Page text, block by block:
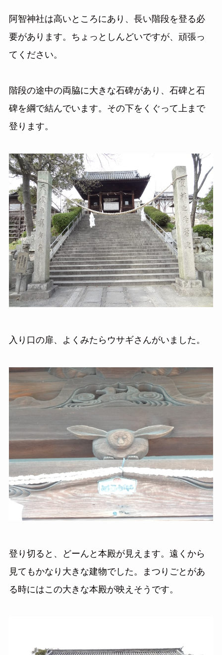
阿智神社は高いところにあり、長い階段を登る必
要があります。ちょっとしんどいですが、頑張っ
てください。
階段の途中の両脇に大きな石碑があり、石碑と石
碑を綱で結んでいます。その下をくぐって上まで
登ります。
入り口の扉、よくみたらウサギさんがいました。
登り切ると、どーんと本殿が見えます。遠くから
見てもかなり大きな建物でした。まつりごとがあ
る時にはこの大きな本殿が映えそうです。